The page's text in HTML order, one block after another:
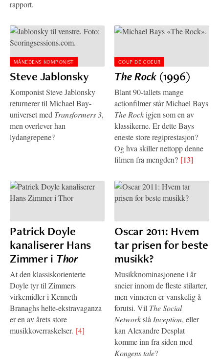
rapport.
MÅNEDENS KOMPONIST
Steve Jablonsky
Komponist Steve Jablonsky
returnerer til Michael Bay-
universet med Transformers 3,
men overlever han
lydangrepene?
COUP DE COEUR
The Rock (1996)
Blant 90-tallets mange
actionfilmer står Michael Bays
The Rockigjen som en av
klassikerne. Er dette Bays
eneste store regiprestasjon?
Og hva skiller nettopp denne
filmen fra mengden? [13]
Patrick Doyle
kanaliserer Hans
Zimmer i Thor
At den klassiskorienterte
Doyle tyr til Zimmers
virkemidler i Kenneth
Branaghs helte-ekstravaganza
er en av årets store
musikkoverraskelser. [4]
Oscar 2011: Hvem
tar prisen for beste
musikk?
Musikknominasjonene i år
sneier innom de fleste stilarter,
men vinneren er vanskelig å
forutsi. Vil The Social
NetworkslåInception, eller
kan Alexandre Desplat
komme inn fra siden med
Kongens tale?